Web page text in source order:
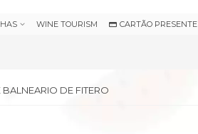
WINE TOURISM CARTÃO PRESENTE
DE FITERO